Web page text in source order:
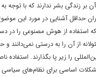
بر زندگی بشر ندارند که با توجه
حداقل آشنایی در مورد این
از هوش مصنوعی را در
از آن را به درستی
را زیر پا بگذارند.
اساسی برای نظام‌های سیاسی و